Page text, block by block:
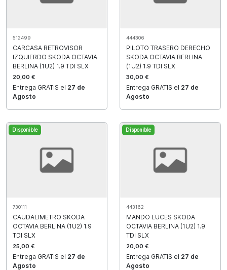
512499
CARCASA RETROVISOR
IZQUIERDO SKODA OCTAVIA
BERLINA (1U2) 1.9 TDI SLX
20,00 €
Entrega GRATIS el 27 de
Agosto
444306
PILOTO TRASERO DERECHO
SKODA OCTAVIA BERLINA
(1U2) 1.9 TDI SLX
30,00 €
Entrega GRATIS el 27 de
Agosto
Disponible
730111
CAUDALIMETRO SKODA
OCTAVIA BERLINA (1U2) 1.9
TDI SLX
25,00 €
Entrega GRATIS el 27 de
Agosto
Disponible
443162
MANDO LUCES SKODA
OCTAVIA BERLINA (1U2) 1.9
TDI SLX
20,00 €
Entrega GRATIS el 27 de
Agosto